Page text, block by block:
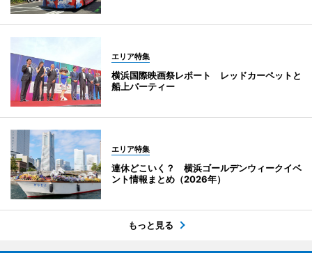
エリア特集
横浜国際映画祭レポート レッドカーペットと
船上パーティー
エリア特集
連休どこいく？ 横浜ゴールデンウィークイベ
ント情報まとめ（2026年）
もっと見る